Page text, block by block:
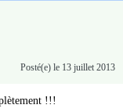
Posté(e) le 13 juillet 2013
!!!